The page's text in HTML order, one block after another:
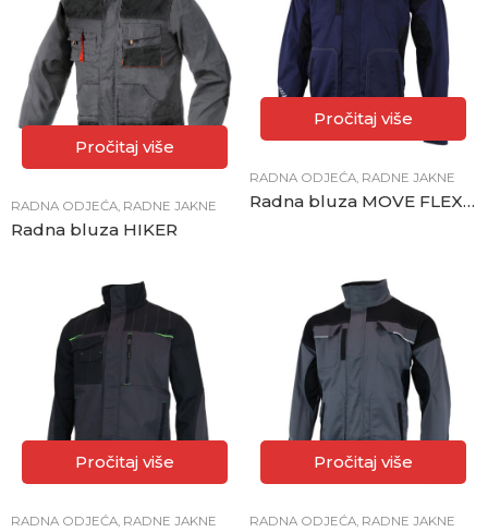
Pročitaj više
RADNA ODJEĆA RADNE JAKNE
Radna bluza HIKER
Pročitaj više
RADNA ODJEĆA, RADNE JAKNE
Radna bluza MOVE FLEX plava
Pročitaj više
RADNA ODJEĆA RADNE JAKNE
Pročitaj više
RADNA ODJEĆA RADNE JAKNE